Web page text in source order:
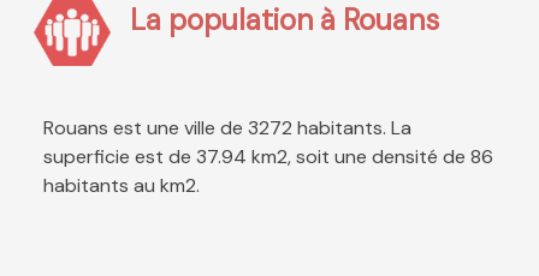
La population à Rouans
Rouans est une ville de 3272 habitants. La
superficie est de 37.94 km2, soit une densité de 86
habitants au km2.